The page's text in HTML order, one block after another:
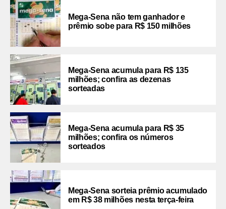
Mega-Sena não tem ganhador e
prêmio sobe para R$ 150 milhões
Mega-Sena acumula para R$ 135
milhões; confira as dezenas
sorteadas
Mega-Sena acumula para R$ 35
milhões; confira os números
sorteados
Mega-Sena sorteia prêmio acumulado
em R$ 38 milhões nesta terça-feira